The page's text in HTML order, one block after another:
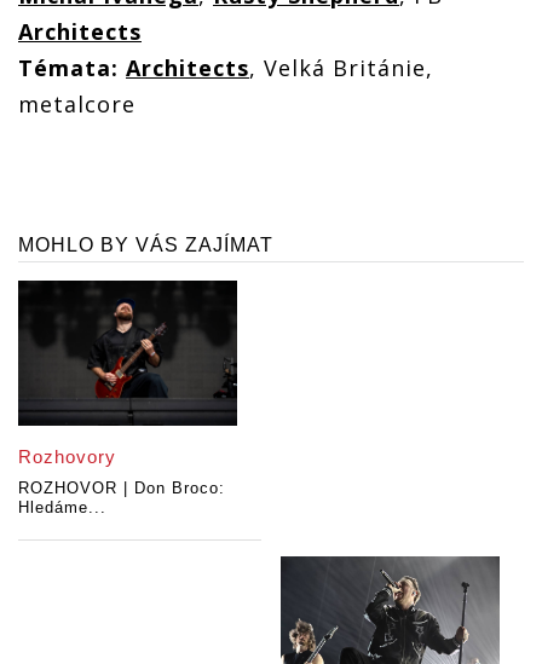
Architects
Témata: Architects, Velká Británie,
metalcore
MOHLO BY VÁS ZAJÍMAT
Rozhovory
ROZHOVOR | Don Broco:
Hledáme...